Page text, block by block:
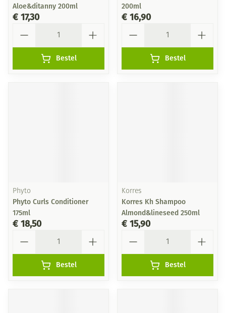
Aloe&ditanny 200ml
€ 17,30
Bestel
200ml
€ 16,90
Bestel
Phyto
Phyto Curls Conditioner
175ml
€ 18,50
Bestel
Korres
Korres Kh Shampoo
Almond&lineseed 250ml
€ 15,90
Bestel